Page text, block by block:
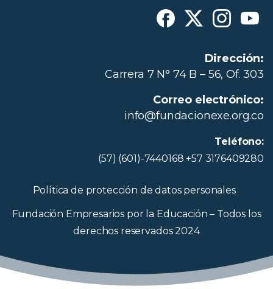
Dirección:
Carrera 7 N° 74 B – 56, Of. 303
Correo electrónico:
info@fundacionexe.org.co
Teléfono:
(57) (601)-7440168 +57 3176409280
Política de protección de datos personales
Fundación Empresarios por la Educación – Todos los
derechos reservados 2024